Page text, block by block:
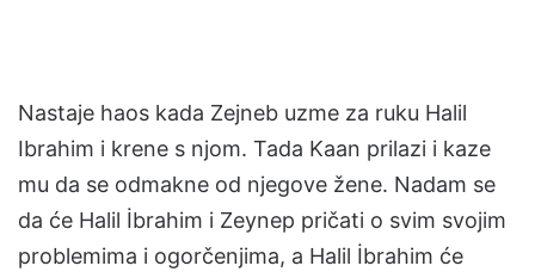
Nastaje haos kada Zejneb uzme za ruku Halil
Ibrahim i krene s njom. Tada Kaan prilazi i kaze
mu da se odmakne od njegove žene. Nadam se
da će Halil İbrahim i Zeynep pričati o svim svojim
problemima i ogorčenjima, a Halil İbrahim će